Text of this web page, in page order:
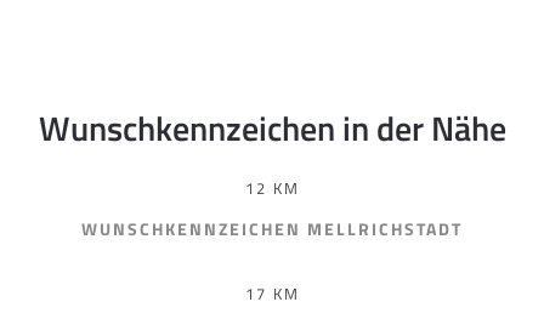
Wunschkennzeichen in der Nähe
12 KM
WUNSCHKENNZEICHEN MELLRICHSTADT
17 KM